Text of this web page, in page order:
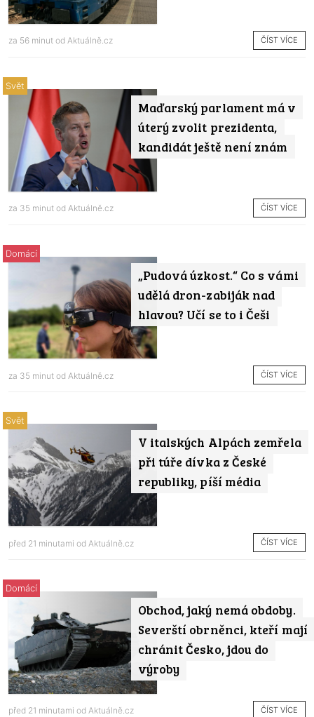
za 56 minut od Aktuálně.cz ČÍST VÍCE
Maďarský parlament má v
úterý zvolit prezidenta,
kandidát ještě není znám
Svět
za 35 minut od Aktuálně.cz ČÍST VÍCE
„Pudová úzkost.“ Co s vámi
udělá dron-zabiják nad
hlavou? Učí se to i Češi
Domácí
za 35 minut od Aktuálně.cz ČÍST VÍCE
V italských Alpách zemřela
při túře dívka z České
republiky, píší média
Svět
před 21 minutami od Aktuálně.cz ČÍST VÍCE
Obchod, jaký nemá obdoby.
Severští obrněnci, kteří mají
chránit Česko, jdou do
výroby
Domácí
před 21 minutami od Aktuálně.cz ČÍST VÍCE